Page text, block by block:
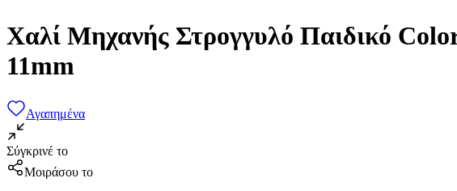
Χαλί Μηχανής Στρογγυλό Παιδικό
11mm
Αγαπημένα
Σύγκρινέ το
Μοιράσου το